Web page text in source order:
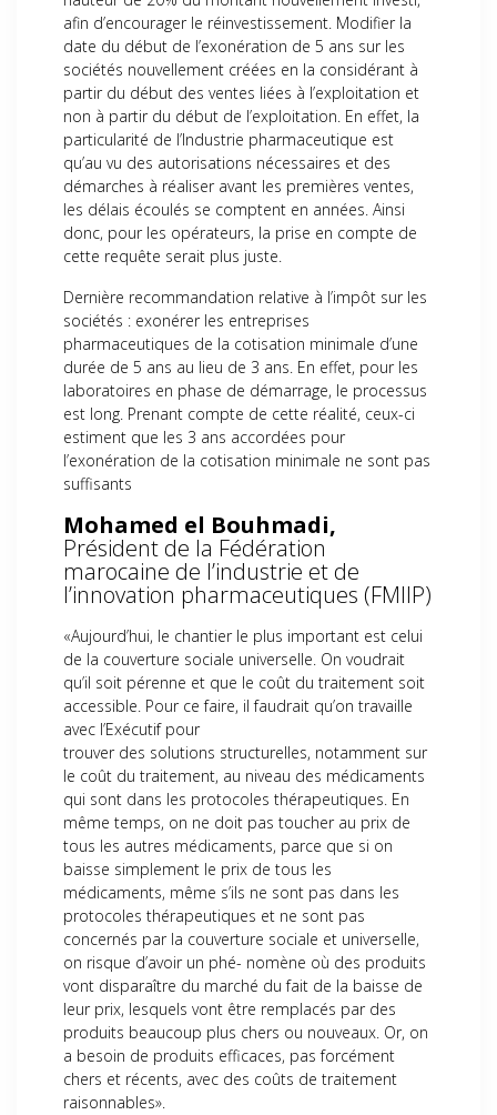
afin d’encourager le réinvestissement. Modifier la
date du début de l’exonération de 5 ans sur les
sociétés nouvellement créées en la considérant à
partir du début des ventes liées à l’exploitation et
non à partir du début de l’exploitation. En effet, la
particularité de l’Industrie pharmaceutique est
qu’au vu des autorisations nécessaires et des
démarches à réaliser avant les premières ventes,
les délais écoulés se comptent en années. Ainsi
donc, pour les opérateurs, la prise en compte de
cette requête serait plus juste.
Dernière recommandation relative à l’impôt sur les
sociétés : exonérer les entreprises
pharmaceutiques de la cotisation minimale d’une
durée de 5 ans au lieu de 3 ans. En effet, pour les
laboratoires en phase de démarrage, le processus
est long. Prenant compte de cette réalité, ceux-ci
estiment que les 3 ans accordées pour
l’exonération de la cotisation minimale ne sont pas
suffisants
Mohamed el Bouhmadi,
Président de la Fédération
marocaine de l’industrie et de
l’innovation pharmaceutiques (FMIIP)
«Aujourd’hui, le chantier le plus important est celui
de la couverture sociale universelle. On voudrait
qu’il soit pérenne et que le coût du traitement soit
accessible. Pour ce faire, il faudrait qu’on travaille
avec l’Exécutif pour
trouver des solutions structurelles, notamment sur
le coût du traitement, au niveau des médicaments
qui sont dans les protocoles thérapeutiques. En
même temps, on ne doit pas toucher au prix de
tous les autres médicaments, parce que si on
baisse simplement le prix de tous les
médicaments, même s’ils ne sont pas dans les
protocoles thérapeutiques et ne sont pas
concernés par la couverture sociale et universelle,
on risque d’avoir un phé- nomène où des produits
vont disparaître du marché du fait de la baisse de
leur prix, lesquels vont être remplacés par des
produits beaucoup plus chers ou nouveaux. Or, on
a besoin de produits efficaces, pas forcément
chers et récents, avec des coûts de traitement
raisonnables».